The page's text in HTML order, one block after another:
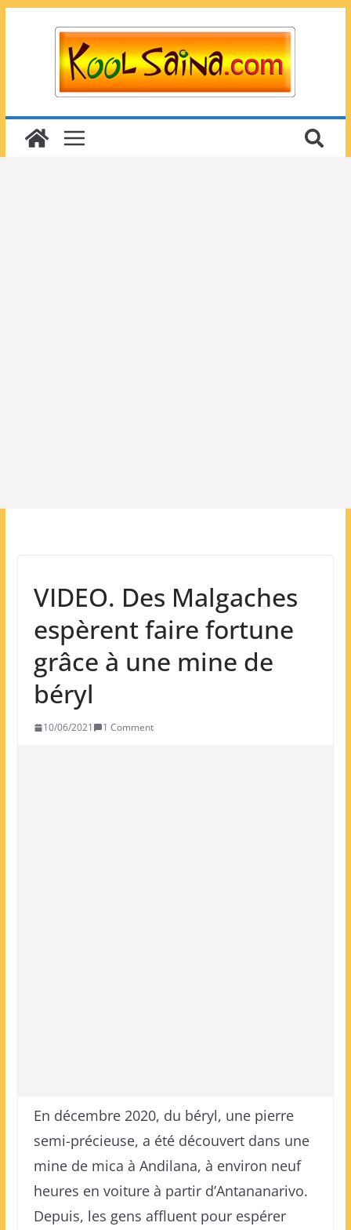
VIDEO. Des Malgaches
espèrent faire fortune
grâce à une mine de
béryl
10/06/2021 1 Comment
En décembre 2020, du béryl, une pierre
semi-précieuse, a été découvert dans une
mine de mica à Andilana, à environ neuf
heures en voiture à partir d’Antananarivo.
Depuis, les gens affluent pour espérer